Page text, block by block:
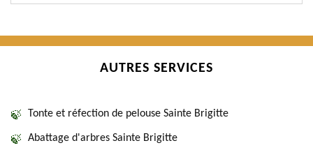
AUTRES SERVICES
Tonte et réfection de pelouse Sainte Brigitte
Abattage d'arbres Sainte Brigitte